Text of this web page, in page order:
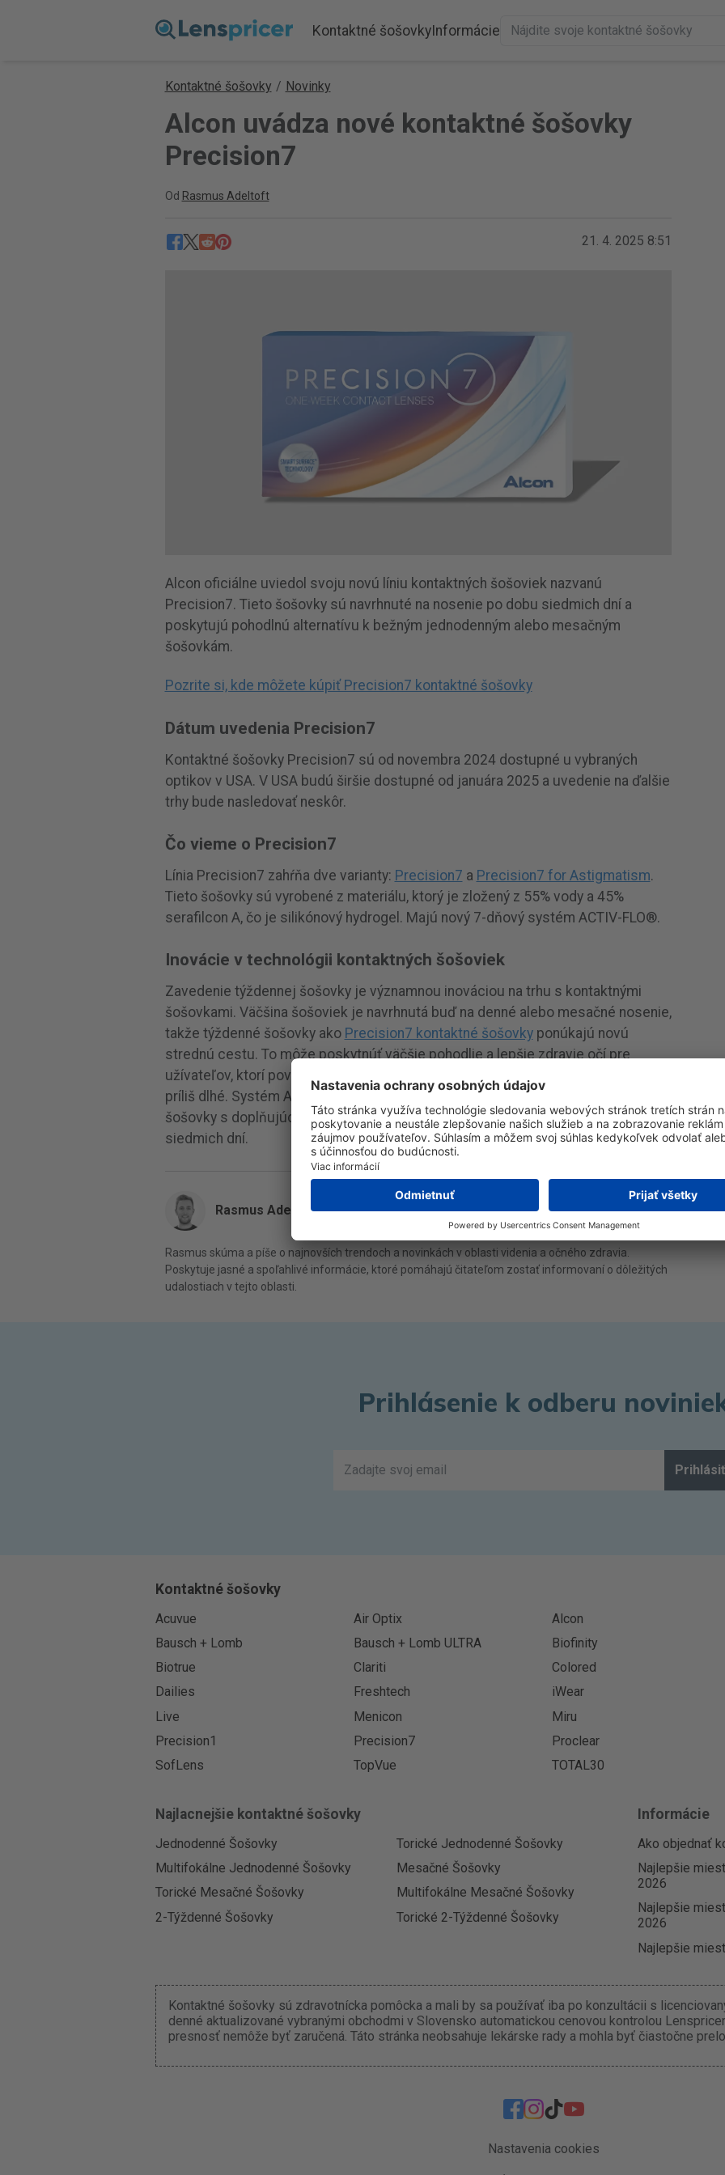
Kontaktné šošovkyInformácie
Kontaktné šošovky / Novinky
Alcon uvádza nové kontaktné šošovky
Precision7
Od Rasmus Adeltoft
21. 4. 2025 8:51
Alcon oficiálne uviedol svoju novú líniu kontaktných šošoviek nazvanú
Precision7. Tieto šošovky sú navrhnuté na nosenie po dobu siedmich dní a
poskytujú pohodlnú alternatívu k bežným jednodenným alebo mesačným
šošovkám.
Pozrite si, kde môžete kúpiť Precision7 kontaktné šošovky
Dátum uvedenia Precision7
Kontaktné šošovky Precision7 sú od novembra 2024 dostupné u vybraných
optikov v USA. V USA budú širšie dostupné od januára 2025 a uvedenie na ďalšie
trhy bude nasledovať neskôr.
Čo vieme o Precision7
Línia Precision7 zahŕňa dve varianty: Precision7 a Precision7 for Astigmatism.
Tieto šošovky sú vyrobené z materiálu, ktorý je zložený z 55% vody a 45%
serafilcon A, čo je silikónový hydrogel. Majú nový 7-dňový systém ACTIV-FLO®.
Inovácie v technológii kontaktných šošoviek
Zavedenie týždennej šošovky je významnou inováciou na trhu s kontaktnými
šošovkami. Väčšina šošoviek je navrhnutá buď na denné alebo mesačné nosenie,
takže týždenné šošovky ako Precision7 kontaktné šošovkyponúkajú novú
strednú cestu. To môže poskytnúť väčšie pohodlie a lepšie zdravie očí pre
užívateľov, ktorí považujú denné šošovky za príliš časté a mesačné šošovky za
príliš dlhé. Systém ACTIV-FLO® kombinuje zvlhčovač zapustený v matrici
šošovky s doplňujúcim prostriedkom, ktorý neustále uvoľňuje vlhkosť počas
siedmich dní.
Rasmus Adeltoft
Rasmus skúma a píše o najnovších trendoch a novinkách v oblasti videnia a očného zdravia.
Poskytuje jasné a spoľahlivé informácie, ktoré pomáhajú čitateľom zostať informovaní o dôležitých
udalostiach v tejto oblasti.
Prihlásenie k odberu
Kontaktné šošovky
Acuvue Air Optix
Alcon
Bausch + Lomb
Bausch + Lomb ULTRA
Biofinity
Biotrue
Clariti
Colored
Dailies
Freshtech
iWear
Live
Menicon
Miru
Precision1
Precision7
Proclear
SofLens
TopVue TOTAL30
Najlacnejšie kontaktné šošovky
Jednodenné Šošovky
Torické Jednodenné Šošovky
Multifokálne Jednodenné Šošovky
Mesačné Šošovky
Torické Mesačné Šošovky
Multifokálne Mesačné Šošovky
2-Týždenné Šošovky
Torické 2-Týždenné Šošovky
Informácie
Ako objednať
Najlepšie
2026
Najlepšie
2026
Najlepšie
Kontaktné šošovky sú zdravotnícka pomôcka a mali by sa používať iba po konzultácii s
denné aktualizované vybranými obchodmi v Slovensko automatickou cenovou kontrolou
presnosť nemôže byť zaručená. Táto stránka neobsahuje lekárske rady a mohla byť čiastočne
Nastavenia cookies